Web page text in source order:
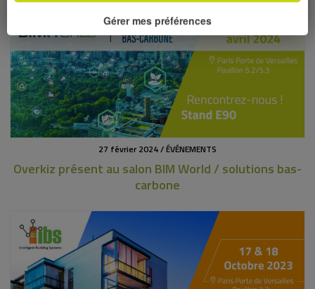
27 février 2024 / ÉVÉNEMENTS
Overkiz présent au salon BIM World / solutions bas-
carbone
Gérer mes préférences